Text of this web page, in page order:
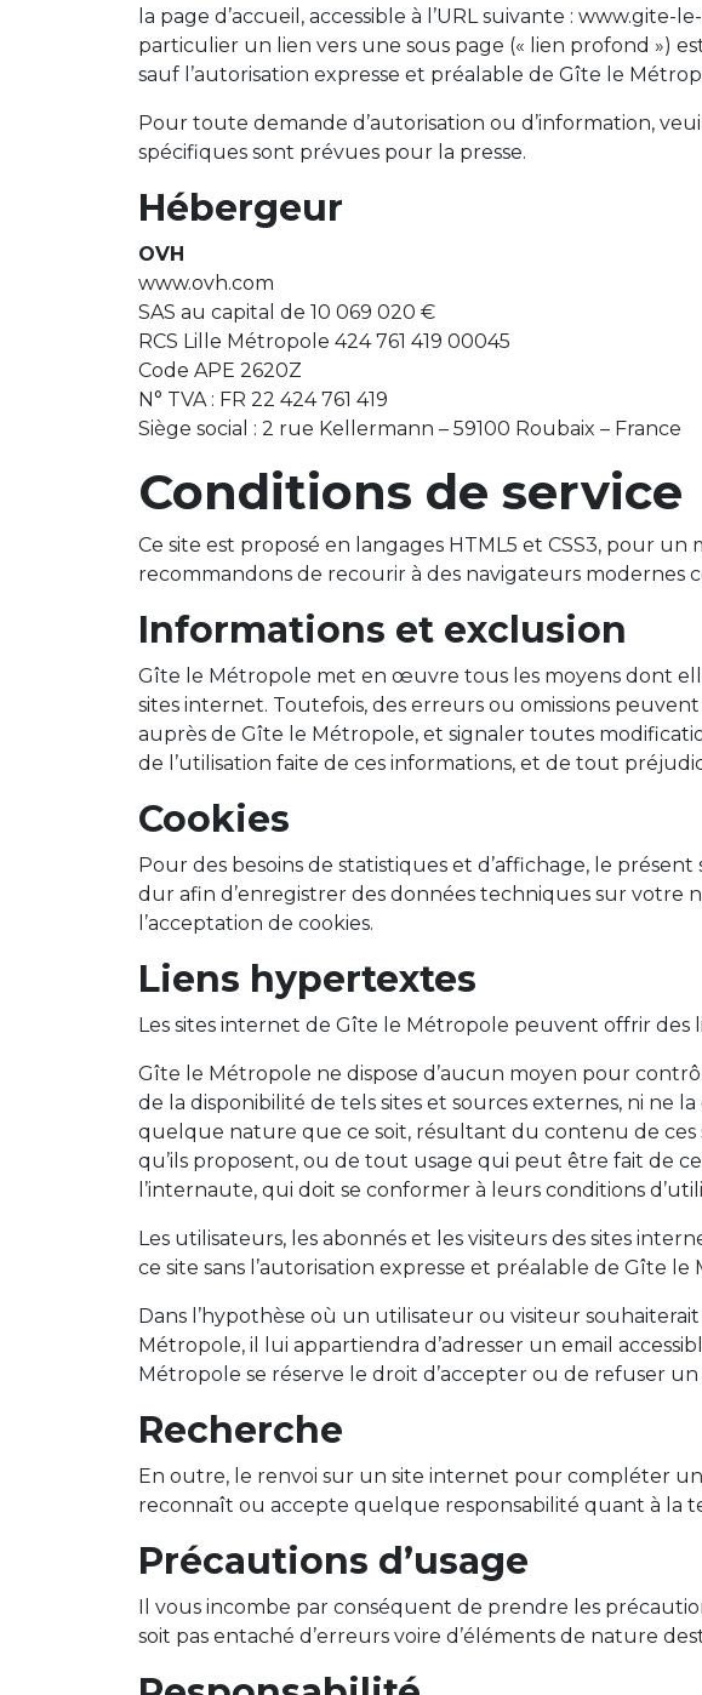
la page d’accueil, accessible à l’URL suivante :
particulier un lien vers une sous page (« lien profond »)
sauf l’autorisation expresse et préalable de Gîte le
Pour toute demande d’autorisation ou d’information,
spécifiques sont prévues pour la presse.
Hébergeur
OVH
www.ovh.com
SAS au capital de 10 069 020 €
RCS Lille Métropole 424 761 419 00045
Code APE 2620Z
N° TVA : FR 22 424 761 419
Siège social : 2 rue Kellermann – 59100 Roubaix – France
Conditions de service
Ce site est proposé en langages HTML5 et CSS3, pour
recommandons de recourir à des navigateurs modernes
Informations et exclusion
Gîte le Métropole met en œuvre tous les moyens dont
sites internet. Toutefois, des erreurs ou omissions
auprès de Gîte le Métropole, et signaler toutes
de l’utilisation faite de ces informations, et de tout
Cookies
Pour des besoins de statistiques et d’affichage, le
dur afin d’enregistrer des données techniques sur votre
l’acceptation de cookies.
Liens hypertextes
Les sites internet de Gîte le Métropole peuvent offrir des
Gîte le Métropole ne dispose d’aucun moyen pour
de la disponibilité de tels sites et sources externes, ni
quelque nature que ce soit, résultant du contenu de ces
qu’ils proposent, ou de tout usage qui peut être fait de
l’internaute, qui doit se conformer à leurs conditions
Les utilisateurs, les abonnés et les visiteurs des sites
ce site sans l’autorisation expresse et préalable de Gîte le
Dans l’hypothèse où un utilisateur ou visiteur
Métropole, il lui appartiendra d’adresser un email
Métropole se réserve le droit d’accepter ou de refuser un
Recherche
En outre, le renvoi sur un site internet pour compléter
reconnaît ou accepte quelque responsabilité quant à la
Précautions d’usage
Il vous incombe par conséquent de prendre les
soit pas entaché d’erreurs voire d’éléments de nature